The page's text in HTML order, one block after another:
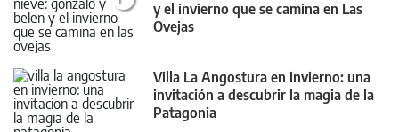
y el invierno que se camina en Las
Ovejas
Villa La Angostura en invierno: una
invitación a descubrir la magia de la
Patagonia